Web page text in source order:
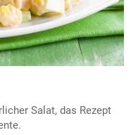
Salat, das Rezept